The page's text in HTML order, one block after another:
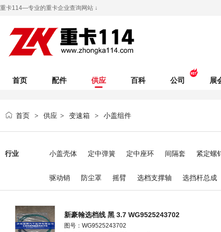
重卡114—专业的重卡企业查询网站 ↓
首页 配件 供应 百科 公司 展
首页 > 供应 > 变速箱 > 小盖组件
行业 小盖壳体 定中弹簧 定中座环 间隔套 紧定螺
驱动销 防尘罩 摇臂 选档支撑轴 选挡杆总成
新豪翰选档线 黑 3.7 WG9525243702
图号：WG9525243702